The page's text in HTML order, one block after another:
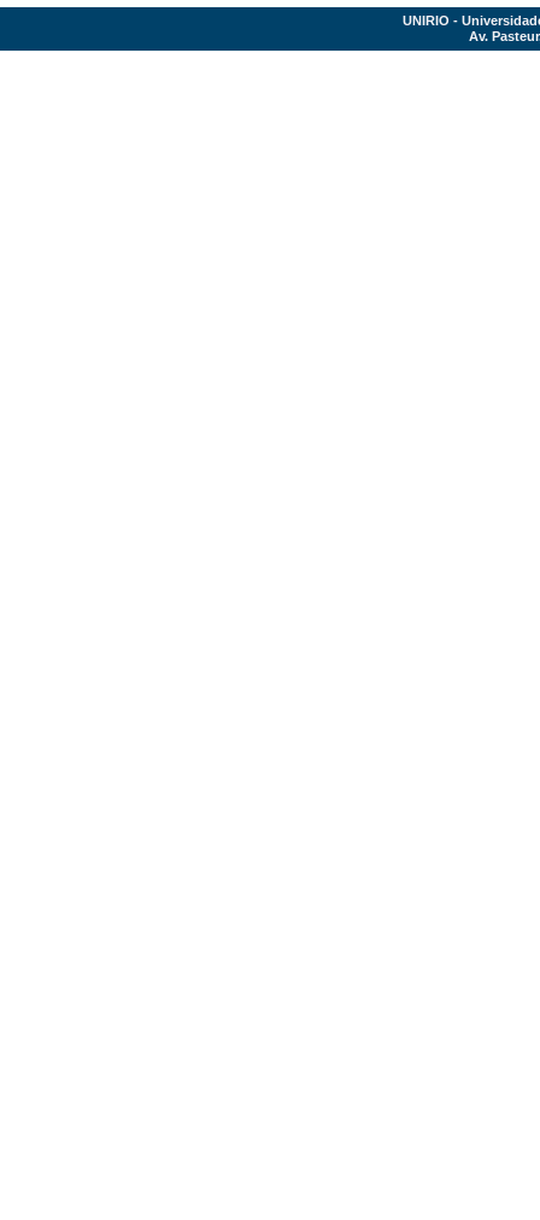
UNIRIO -
Av.